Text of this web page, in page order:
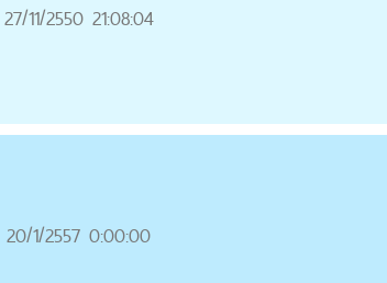
27/11/2550 21:08:04
20/1/2557 0:00:00